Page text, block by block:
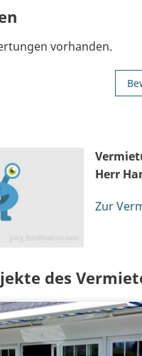
vorhanden.
Herr
Zur
des